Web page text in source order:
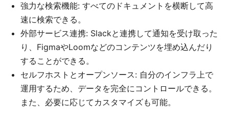
強力な検索機能: すべてのドキュメントを横断して高
速に検索できる。
外部サービス連携: Slackと連携して通知を受け取った
り、FigmaやLoomなどのコンテンツを埋め込んだり
することができる。
セルフホストとオープンソース: 自分のインフラ上で
運用するため、データを完全にコントロールできる。
また、必要に応じてカスタマイズも可能。